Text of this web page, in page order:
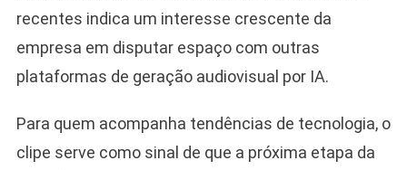
recentes indica um interesse crescente da
empresa em disputar espaço com outras
plataformas de geração audiovisual por IA.
Para quem acompanha tendências de tecnologia, o
clipe serve como sinal de que a próxima etapa da